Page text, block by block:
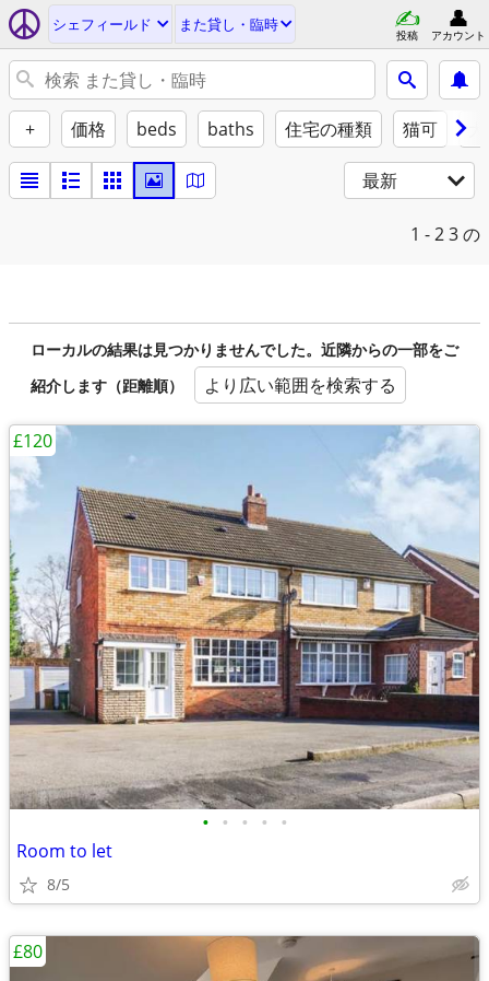
シェフィールド また貸し・臨時
投稿 アカウント
+ 価格 beds baths 住宅の種類 猫可
最新
1 - 23 の
ローカルの結果は見つかりませんでした。近隣からの一部をご
紹介します（距離順）
より広い範囲を検索する
• • • • •
Room to let
8/5
£120
£80